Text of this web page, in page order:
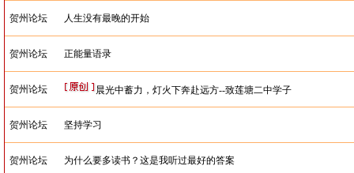
贺州论坛 人生没有最晚的开始
贺州论坛 正能量语录
贺州论坛 晨光中蓄力，灯火下奔赴远方--致莲塘二中学子
贺州论坛 坚持学习
贺州论坛 为什么要多读书？这是我听过最好的答案